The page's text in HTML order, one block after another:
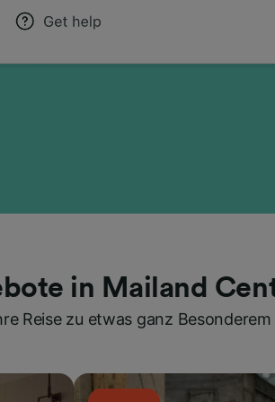
in Mailand
Reise zu etwas ganz Besonderem